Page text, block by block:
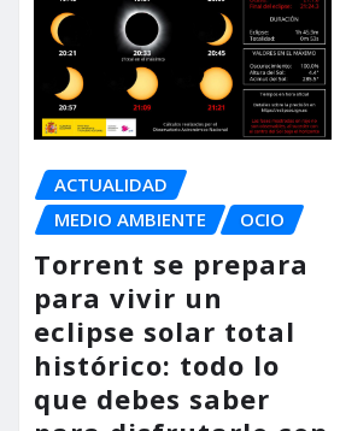
ACTUALIDAD
MEDIO AMBIENTE
OCIO
Torrent se prepara
para vivir un
eclipse solar total
histórico: todo lo
que debes saber